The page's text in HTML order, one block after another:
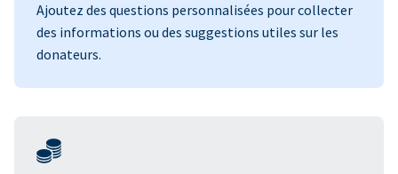
Ajoutez des questions personnalisées pour collecter
des informations ou des suggestions utiles sur les
donateurs.